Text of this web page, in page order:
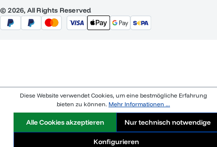
© 2026, All Rights Reserved
Diese Website verwendet Cookies, um eine bestmögliche Erfahrung
bieten zu können. Mehr Informationen ...
Nur technisch notwendige
Konfigurieren
Alle Cookies akzeptieren